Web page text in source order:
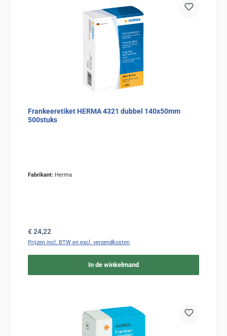
Frankeeretiket HERMA 4321 dubbel 140x50mm
500stuks
Fabrikant: Herma
Normale prijs:
€ 24,22
Prijzen incl. BTW en excl. verzendkosten
In de winkelmand